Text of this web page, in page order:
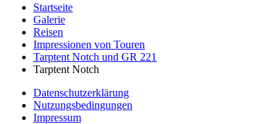
Startseite
Galerie
Reisen
Impressionen von Touren
Tarptent Notch und GR 221
Tarptent Notch
Datenschutzerklärung
Nutzungsbedingungen
Impressum